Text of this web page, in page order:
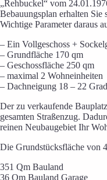
„Rehbuckel“ vom
Bebauungsplan erhalten Sie
Wichtige Parameter daraus
– Ein Vollgeschoss +
– Grundfläche 170 qm
– Geschossfläche 250 qm
– maximal 2 Wohneinheiten
– Dachneigung 18 – 22 Grad
Der zu verkaufende
gesamten Straßenzug.
reinen Neubaugebiet Ihr
Die Grundstücksfläche von
351 Qm Bauland
36 Qm Bauland Garage